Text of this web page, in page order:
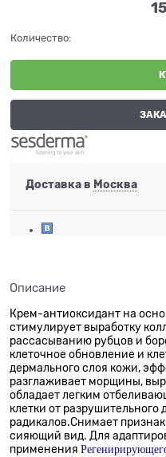
Количество:
Доставка в Москва
Описание
Крем-антиоксидант на
стимулирует выработку
рассасыванию рубцов и
клеточное обновление и
дермального слоя кожи,
разглаживает морщины,
обладает легким
клетки от разрушительного
радикалов.Снимает
сияющий вид. Для
применения